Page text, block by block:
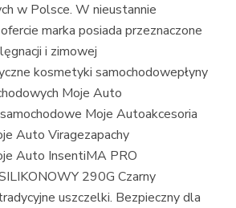
w Polsce. W nieustannie
marka posiada przeznaczone
i zimowej
kosmetyki samochodowepłyny
Moje Auto
Moje Autoakcesoria
Auto Viragezapachy
Auto InsentiMA PRO
290G Czarny
uszczelki. Bezpieczny dla